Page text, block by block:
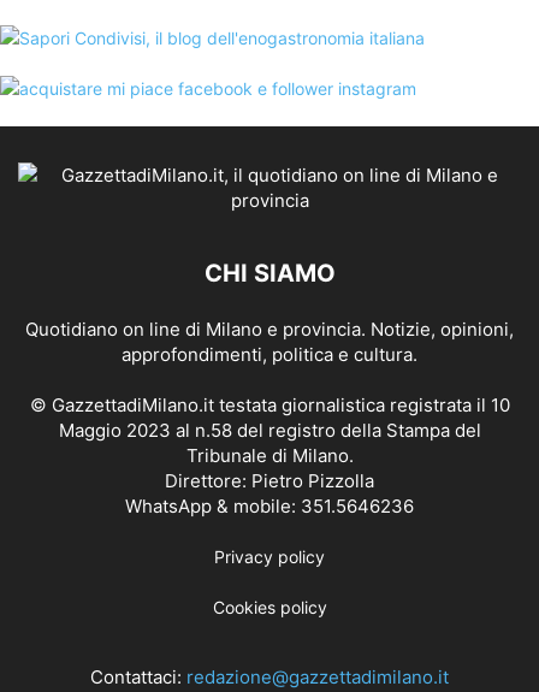
CHI SIAMO
Quotidiano on line di Milano e provincia. Notizie, opinioni,
approfondimenti, politica e cultura.
© GazzettadiMilano.it testata giornalistica registrata il 10
Maggio 2023 al n.58 del registro della Stampa del
Tribunale di Milano.
Direttore: Pietro Pizzolla
WhatsApp & mobile: 351.5646236
Privacy policy
Cookies policy
Contattaci: redazione@gazzettadimilano.it